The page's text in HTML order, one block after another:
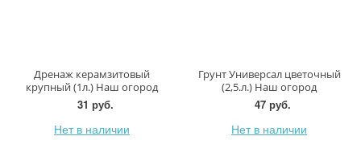
Дренаж керамзитовый
крупный (1л.) Наш огород
31 руб.
Нет в наличии
Грунт Универсал цветочный
(2,5.л.) Наш огород
47 руб.
Нет в наличии